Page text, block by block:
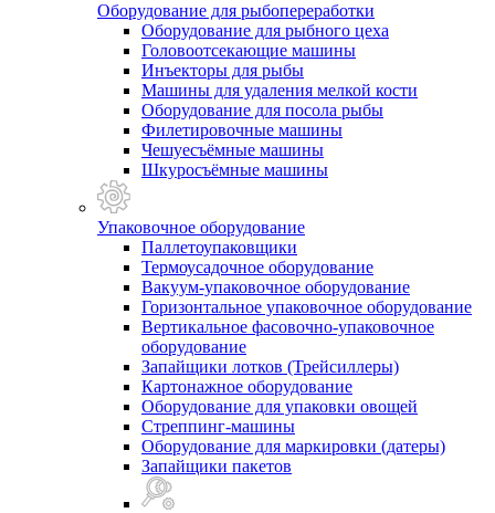
Оборудование для рыбопереработки
Оборудование для рыбного цеха
Головоотсекающие машины
Инъекторы для рыбы
Машины для удаления мелкой кости
Оборудование для посола рыбы
Филетировочные машины
Чешуесъёмные машины
Шкуросъёмные машины
Упаковочное оборудование
Паллетоупаковщики
Термоусадочное оборудование
Вакуум-упаковочное оборудование
Горизонтальное упаковочное оборудование
Вертикальное фасовочно-упаковочное
оборудование
Запайщики лотков (Трейсиллеры)
Картонажное оборудование
Оборудование для упаковки овощей
Стреппинг-машины
Оборудование для маркировки (датеры)
Запайщики пакетов